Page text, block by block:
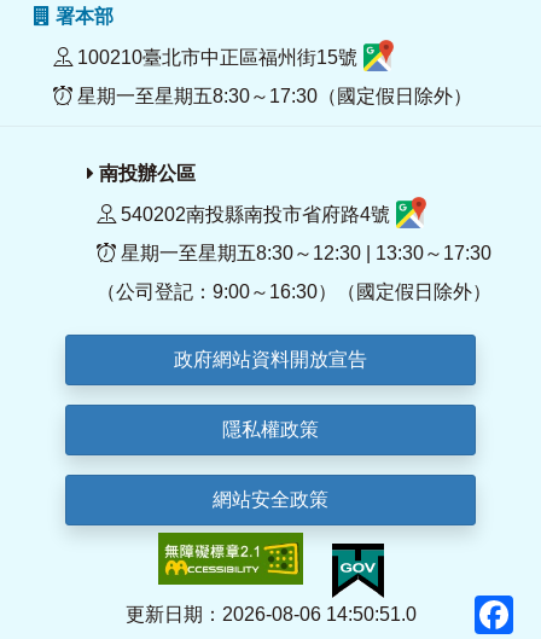
署本部
100210臺北市中正區福州街15號
星期一至星期五8:30～17:30（國定假日除外）
南投辦公區
540202南投縣南投市省府路4號
星期一至星期五8:30～12:30 | 13:30～17:30
（公司登記：9:00～16:30）（國定假日除外）
政府網站資料開放宣告
隱私權政策
網站安全政策
更新日期：2026-08-06 14:50:51.0